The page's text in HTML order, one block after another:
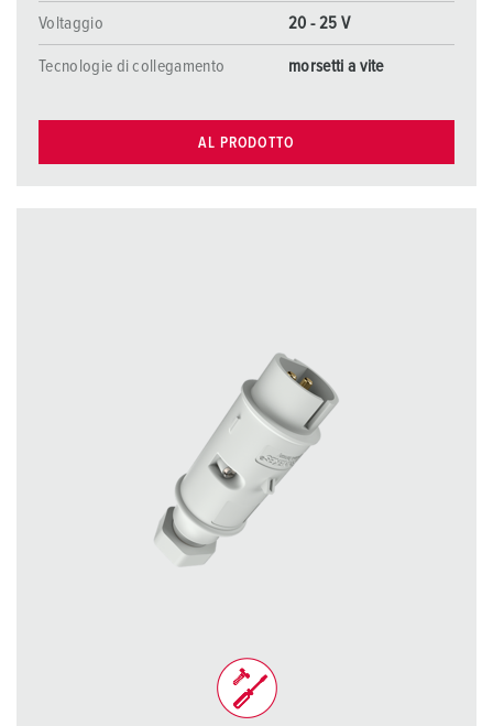
Voltaggio 20 - 25 V
Tecnologie di collegamento morsetti a vite
AL PRODOTTO